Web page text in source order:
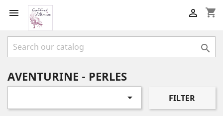
 shopping_cart


AVENTURINE - PERLES
 FILTER